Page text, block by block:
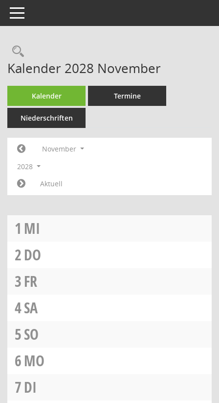
Toggle navigation
Rechercheauswahl
Kalender 2028 November
Kalender Termine
Niederschriften
November
2028
Aktuell
1 MI
2DO
3FR
4SA
5SO
6MO
7DI